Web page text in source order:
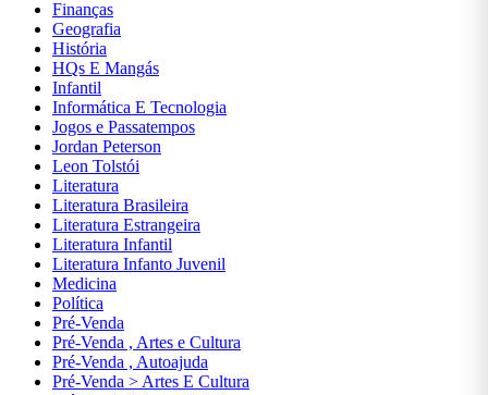
Finanças
Geografia
História
HQs E Mangás
Infantil
Informática E Tecnologia
Jogos e Passatempos
Jordan Peterson
Leon Tolstói
Literatura
Literatura Brasileira
Literatura Estrangeira
Literatura Infantil
Literatura Infanto Juvenil
Medicina
Política
Pré-Venda
Pré-Venda , Artes e Cultura
Pré-Venda , Autoajuda
Pré-Venda > Artes E Cultura
DIVERSOS
AUTOAJUDA
BIOGRAFIAS
CIÊNCIAS
BIOLÓGICAS
E NATURAIS
CIÊNCIAS
EXATAS
CIÊNCIAS
HUMANAS
E SOCIAIS